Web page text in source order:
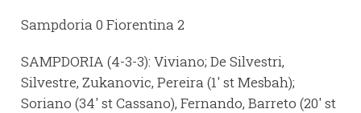
Sampdoria 0 Fiorentina 2
SAMPDORIA (4-3-3): Viviano; De Silvestri,
Silvestre, Zukanovic, Pereira (1' st Mesbah);
Soriano (34' st Cassano), Fernando, Barreto (20' st